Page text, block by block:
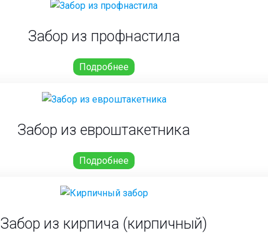
Забор из профнастила
Подробнее
Забор из евроштакетника
Подробнее
Забор из кирпича (кирпичный)